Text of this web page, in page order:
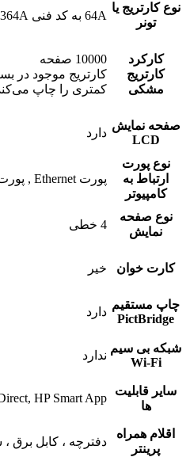
نوع کارتریج یا
تونر
64A به کد فنی CC364A
کارکرد
کارتریج
مشکی
10000 صفحه
کارتریج موجود در
کمتری را چاپ
صفحه نمایش
LCD
دارد
نوع پورت
ارتباط به
کامپیوتر
پورت Ethernet , پورت USB 2.0
نوع صفحه
نمایش
4 خطی
کارت خوان خیر
چاپ مستقیم
PictBridge
دارد
شبکه بی سیم
Wi-Fi
ندارد
سایر قابلیت
ها
HP Smart App
اقلام همراه
پرینتر
دفترچه ، کابل برق